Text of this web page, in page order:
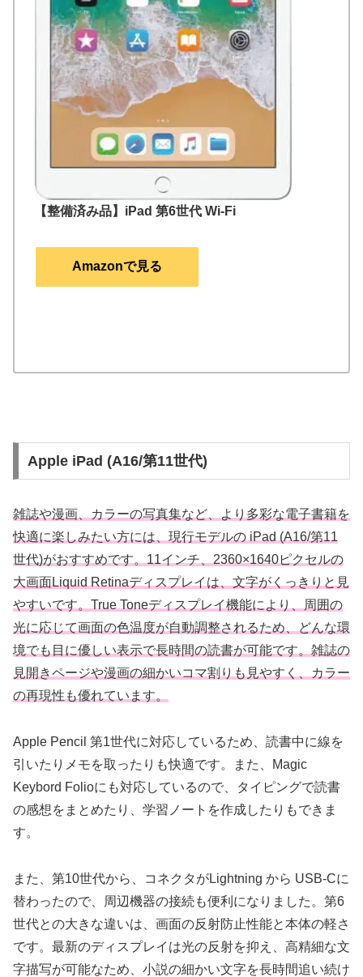
【整備済み品】iPad 第6世代 Wi-Fi
Amazonで見る
Apple iPad (A16/第11世代)
雑誌や漫画、カラーの写真集など、より多彩な電子書籍を
快適に楽しみたい方には、現行モデルの iPad (A16/第11
世代)がおすすめです。11インチ、2360×1640ピクセルの
大画面Liquid Retinaディスプレイは、文字がくっきりと見
やすいです。True Toneディスプレイ機能により、周囲の
光に応じて画面の色温度が自動調整されるため、どんな環
境でも目に優しい表示で長時間の読書が可能です。雑誌の
見開きページや漫画の細かいコマ割りも見やすく、カラー
の再現性も優れています。
Apple Pencil 第1世代に対応しているため、読書中に線を
引いたりメモを取ったりも快適です。また、Magic
Keybord Folioにも対応しているので、タイピングで読書
の感想をまとめたり、学習ノートを作成したりもできま
す。
また、第10世代から、コネクタがLightning から USB-Cに
替わったので、周辺機器の接続も便利になりました。第6
世代との大きな違いは、画面の反射防止性能と本体の軽さ
です。最新のディスプレイは光の反射を抑え、高精細な文
字描写が可能なため、小説の細かい文字を長時間追い続け